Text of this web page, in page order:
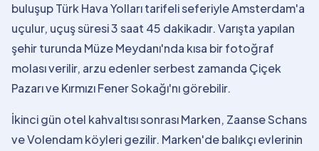
buluşup Türk Hava Yolları tarifeli seferiyle Amsterdam'a
uçulur, uçuş süresi 3 saat 45 dakikadır. Varışta yapılan
şehir turunda Müze Meydanı'nda kısa bir fotoğraf
molası verilir, arzu edenler serbest zamanda Çiçek
Pazarı ve Kırmızı Fener Sokağı'nı görebilir.
İkinci gün otel kahvaltısı sonrası Marken, Zaanse Schans
ve Volendam köyleri gezilir. Marken'de balıkçı evlerinin